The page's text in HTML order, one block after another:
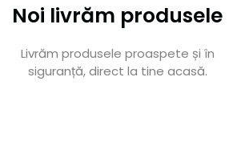
Noi livrăm produsele
Livrăm produsele proaspete și în
siguranță, direct la tine acasă.